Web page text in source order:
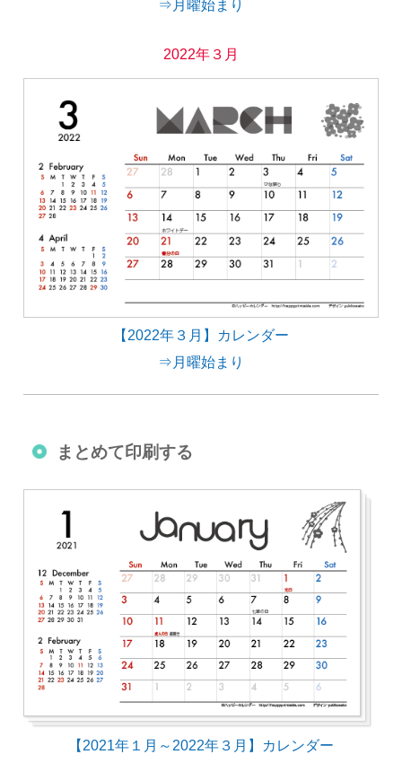
⇒月曜始まり
2022年３月
【2022年３月】カレンダー
⇒月曜始まり
まとめて印刷する
【2021年１月～2022年３月】カレンダー